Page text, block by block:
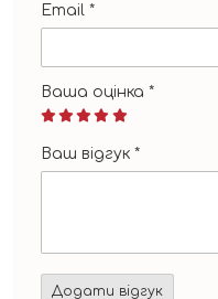
Email *
Ваша оцінка *
Ваш відгук *